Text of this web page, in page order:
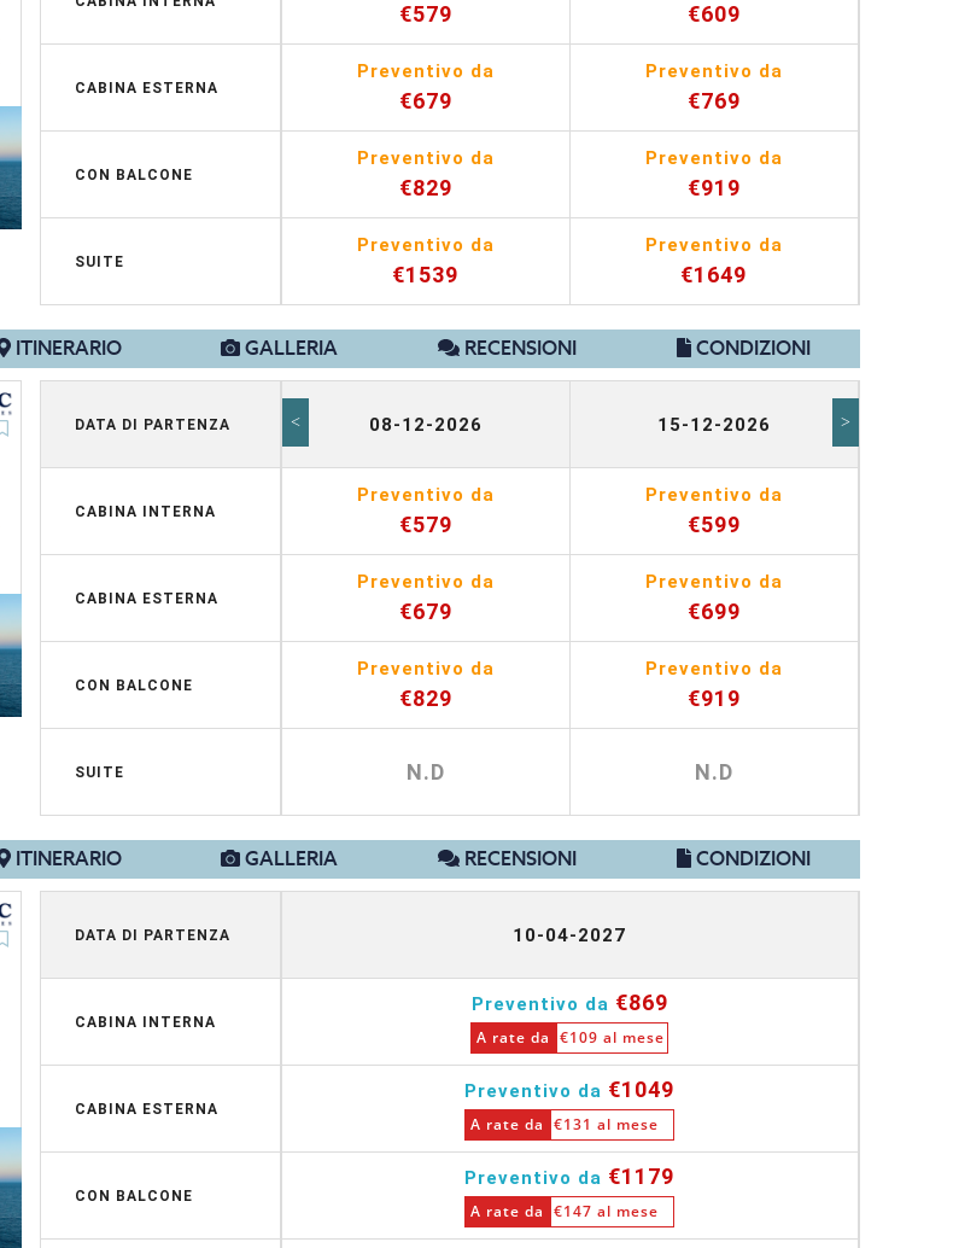
CABINA ESTERNA
CON BALCONE
SUITE
€579
Preventivo da
€679
Preventivo da
€829
Preventivo da
€1539
€609
Preventivo da
€769
Preventivo da
€919
Preventivo da
€1649
ITINERARIO GALLERIA RECENSIONI CONDIZIONI
DATA DI PARTENZA
CABINA INTERNA
CABINA ESTERNA
CON BALCONE
SUITE
08-12-2026
Preventivo da
€579
Preventivo da
€679
Preventivo da
€829
N.D
15-12-2026
Preventivo da
€599
Preventivo da
€699
Preventivo da
€919
N.D
< >
ITINERARIO GALLERIA RECENSIONI CONDIZIONI
DATA DI PARTENZA
CABINA INTERNA
CABINA ESTERNA
CON BALCONE
10-04-2027
Preventivo da €869
A rate da €109 al mese
Preventivo da €1049
A rate da €131 al mese
Preventivo da €1179
A rate da €147 al mese